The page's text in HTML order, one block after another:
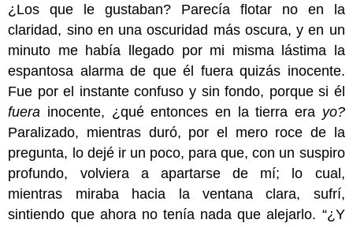
¿Los que le gustaban? Parecía flotar no en la
claridad, sino en una oscuridad más oscura, y en un
minuto me había llegado por mi misma lástima la
espantosa alarma de que él fuera quizás inocente.
Fue por el instante confuso y sin fondo, porque si él
fuera inocente, ¿qué entonces en la tierra era yo?
Paralizado, mientras duró, por el mero roce de la
pregunta, lo dejé ir un poco, para que, con un suspiro
profundo, volviera a apartarse de mí; lo cual,
mientras miraba hacia la ventana clara, sufrí,
sintiendo que ahora no tenía nada que alejarlo. “¿Y